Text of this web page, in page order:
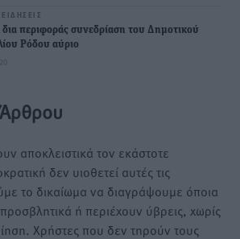
περιφοράς συνεδρίαση του Δημοτικού
Ρόδου αύριο
αποκλειστικά τον εκάστοτε
δεν υιοθετεί αυτές τις
το δικαίωμα να διαγράψουμε όποια
ή περιέχουν ύβρεις, χωρίς
Χρήστες που δεν τηρούν τους